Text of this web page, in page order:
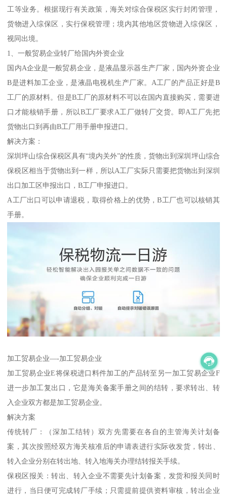
工等业务。根据现行有关政策，海关对综合保税区实行封闭管理，
货物进入综保区，实行保税管理；境内其他地区货物进入综保区，
视同出境。
1、一般贸易企业转厂给国内外资企业
国内A企业是一般贸易企业，是液晶显示器生产厂家，国内外资企业
B是进料加工企业，是液晶电视机生产厂家。A工厂的产品正好是B
工厂的原材料。但是B工厂的原材料不可以在国内直接购买，需要进
口才能核销手册，所以B工厂要求A工厂做转厂交货。即A工厂先把
货物出口到再由B工厂用手册申报进口。
解决方案：
深圳坪山综合保税区具有“境内关外”的性质，货物出到深圳坪山综合
保税区相当于货物出到一样，所以A工厂实际只需要把货物出到深圳
出口加工区申报出口，B工厂申报进口。
A工厂出口可以申请退税，取得价格上的优势，B工厂也可以核销其
手册。
加工贸易企业—-加工贸易企业
加工贸易企业E将保税进口料件加工的产品转至另一加工贸易企业F
进一步加工复出口，它是海关备案手册之间的结转，要求转出、转
入企业双方都是加工贸易企业。
解决方案
传统转厂：（深加工结转）双方先需要在各自的主管海关计划备
案，其次按照经双方海关核准后的申请表进行实际收发货，转出、
转入企业分别在转出地、转入地海关办理结转报关手续。
保税区报关：转出、转入企业不需要先计划备案，发货和报关同时
进行，当日便可完成转厂手续；只需提前提供资料审核，转出企业